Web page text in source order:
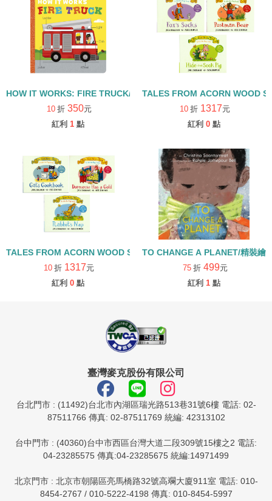
HOW IT WORKS: FIRE TRUCK/硬頁書
10 折 350元
紅利 1 點
TALES FROM ACORN WOOD
10 折 1317元
紅利 0 點
TALES FROM ACORN WOOD STORY COLLECTION 生活日常組/
10 折 1317元
紅利 0 點
TO CHANGE A PLANET/精裝繪
75 折 499元
紅利 1 點
臺灣麥克股份有限公司
台北門市 : (11492)台北市內湖區瑞光路513巷31號6樓 電話: 02-
87511766 傳真: 02-87511769 統編: 42313102
台中門市 : (40360)台中市西區台灣大道二段309號15樓之2 電話:
04-23285575 傳真:04-23285675 統編:14971499
北京門市 : 北京市朝陽區亮馬橋路32號高斕大廈911室 電話: 010-
8454-2767 / 010-5222-4198 傳真: 010-8454-5997